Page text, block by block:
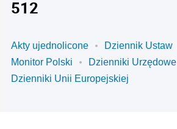
512
Akty ujednolicone
Dziennik Ustaw
Monitor Polski
Dzienniki Urzędowe
Dzienniki Unii Europejskiej